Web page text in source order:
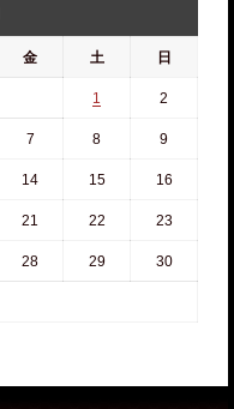
金 土 日
1 2
7 8 9
14 15 16
21 22 23
28 29 30